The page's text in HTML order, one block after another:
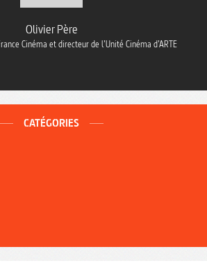
Olivier Père
Cinéma et directeur de l’Unité Cinéma d’ARTE
CATÉGORIES